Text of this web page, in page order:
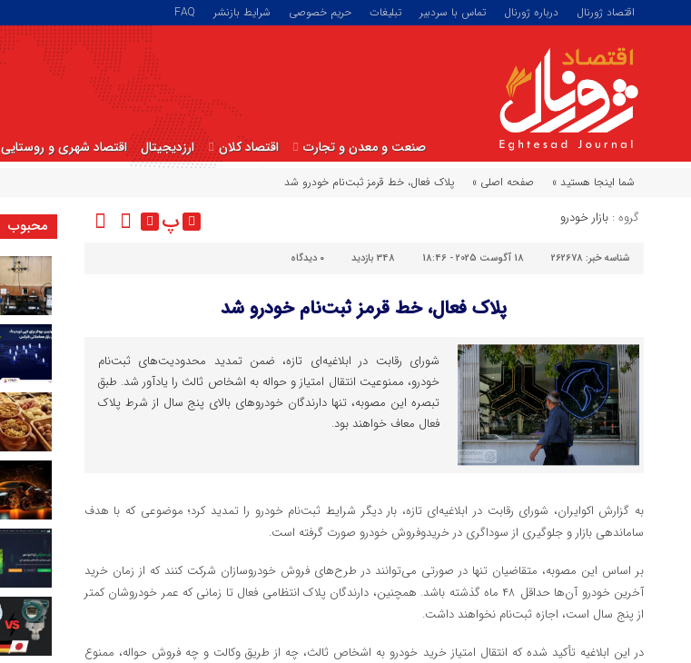
اقتصاد ژورنال درباره ژورنال تماس با سردبیر تبلیغات حریم خصوصی شرایط بازنشر FAQ
صنعت و معدن و تجارت اقتصاد کلان ارزدیجیتال اقتصاد شهری و روستایی
شما اینجا هستید » صفحه اصلی » ​پلاک فعال، خط قرمز ثبت‌نام خودرو شد
گروه : بازار خودرو پ
شناسه خبر: 262678 18 آگوست 2025 - 18:46 348 بازدید ۰ دیدگاه
​پلاک فعال، خط قرمز ثبت‌نام خودرو شد
شورای رقابت در ابلاغیه‌ای تازه، ضمن تمدید محدودیت‌های ثبت‌نام
خودرو، ممنوعیت انتقال امتیاز و حواله به اشخاص ثالث را یادآور شد. طبق
تبصره این مصوبه، تنها دارندگان خودروهای بالای پنج سال از شرط پلاک
فعال معاف خواهند بود.
به گزارش اکوایران، شورای رقابت در ابلاغیه‌ای تازه، بار دیگر شرایط ثبت‌نام خودرو را تمدید کرد؛ موضوعی که با هدف
ساماندهی بازار و جلوگیری از سوداگری در خریدوفروش خودرو صورت گرفته است.
بر اساس این مصوبه، متقاضیان تنها در صورتی می‌توانند در طرح‌های فروش خودروسازان شرکت کنند که از زمان خرید
آخرین خودرو آن‌ها حداقل ۴۸ ماه گذشته باشد. همچنین، دارندگان پلاک انتظامی فعال تا زمانی که عمر خودروشان کمتر
از پنج سال است، اجازه ثبت‌نام نخواهند داشت.
در این ابلاغیه تأکید شده که انتقال امتیاز خرید خودرو به اشخاص ثالث، چه از طریق وکالت و چه فروش حواله، ممنوع
محبوب